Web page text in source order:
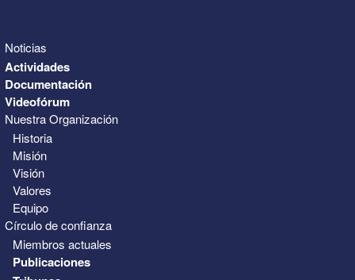
Noticias
Actividades
Documentación
Videofórum
Nuestra Organización
Historia
Misión
Visión
Valores
Equipo
Círculo de confianza
Miembros actuales
Publicaciones